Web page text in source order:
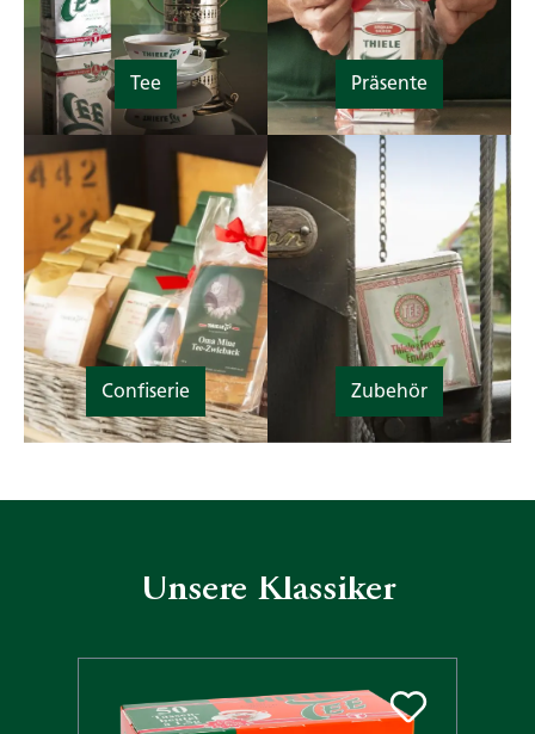
Tee Präsente
Confiserie Zubehör
Unsere Klassiker